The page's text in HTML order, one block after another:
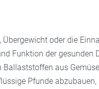
oder die
Funktion der gesunden
aus
Pfunde abzubauen,